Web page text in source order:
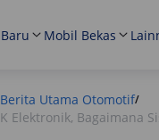
Mobil Bekas
Berita Utama Otomotif/
Elektronik, Bagaimana